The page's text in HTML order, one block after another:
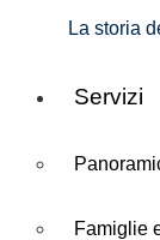
La storia
Servizi
Famiglie